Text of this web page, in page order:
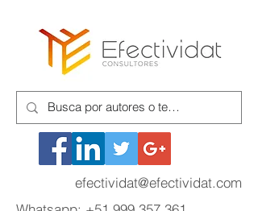
efectividat@efectividat.com